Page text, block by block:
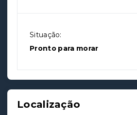
Situação:
Pronto para morar
Localização